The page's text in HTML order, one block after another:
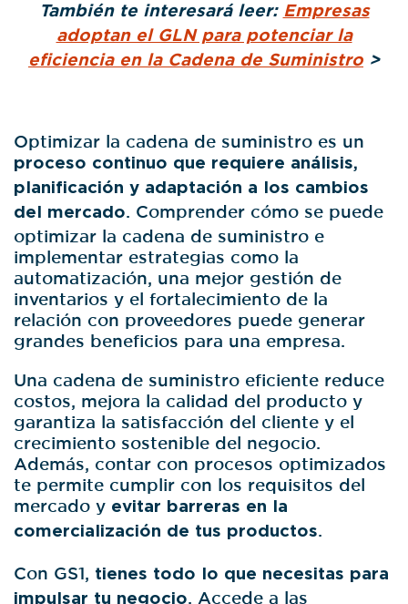
También te interesará leer: Empresas
adoptan el GLN para potenciar la
eficiencia en la Cadena de Suministro >
Optimizar la cadena de suministro es un
proceso continuo que requiere análisis,
planificación y adaptación a los cambios
del mercado . Comprender cómo se puede
optimizar la cadena de suministro e
implementar estrategias como la
automatización, una mejor gestión de
inventarios y el fortalecimiento de la
relación con proveedores puede generar
grandes beneficios para una empresa.
Una cadena de suministro eficiente reduce
costos, mejora la calidad del producto y
garantiza la satisfacción del cliente y el
crecimiento sostenible del negocio.
Además, contar con procesos optimizados
te permite cumplir con los requisitos del
mercado y evitar barreras en la
comercialización de tus productos
Con GS1, tienes todo lo que necesitas para
impulsar tu negocio . Accede a las